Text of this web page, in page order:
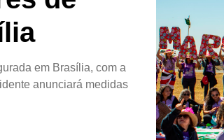
em Brasília, com a
anunciará medidas